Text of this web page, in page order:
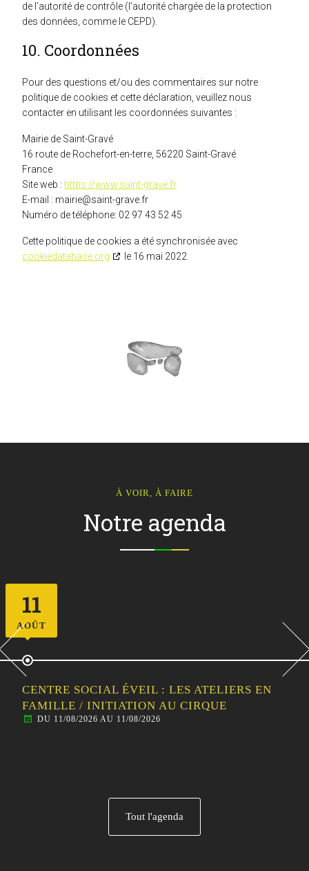
de l’autorité de contrôle (l’autorité chargée de la protection
des données, comme le CEPD).
10. Coordonnées
Pour des questions et/ou des commentaires sur notre
politique de cookies et cette déclaration, veuillez nous
contacter en utilisant les coordonnées suivantes :
Mairie de Saint-Gravé
16 route de Rochefort-en-terre, 56220 Saint-Gravé
France
Site web : https://www.saint-grave.fr
E-mail : rf.evarg-tnias@eiriam
Numéro de téléphone: 02 97 43 52 45
Cette politique de cookies a été synchronisée avec
cookiedatabase.org
le 16 mai 2022.
À VOIR, À FAIRE
Notre agenda
11
AOÛT
CENTRE SOCIAL ÉVEIL : LES ATELIERS EN
FAMILLE / INITIATION AU CIRQUE
DU 11/08/2026 AU 11/08/2026
Tout l'agenda